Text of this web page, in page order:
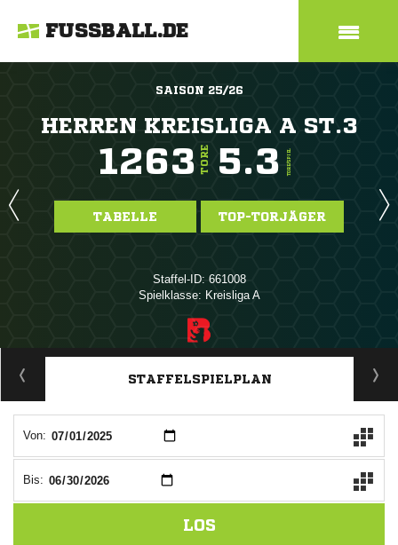
FUSSBALL.DE
SAISON 25/26
HERREN KREISLIGA A ST.3
1263 TORE 5.3 TORE/SPIEL
TABELLE TOP-TORJÄGER
Staffel-ID: 661008
Spielklasse: Kreisliga A
ANZEIGE
STAFFELSPIELPLAN
Von:
Bis:
LOS